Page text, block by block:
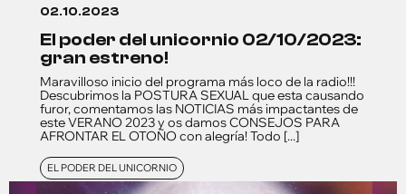
02.10.2023
el poder del unicornio 02/10/2023:
gran estreno!
Maravilloso inicio del programa más loco de la radio!!!
Descubrimos la POSTURA SEXUAL que esta causando
furor, comentamos las NOTICIAS más impactantes de
este VERANO 2023 y os damos CONSEJOS PARA
AFRONTAR EL OTOÑO con alegría! Todo [...]
EL PODER DEL UNICORNIO